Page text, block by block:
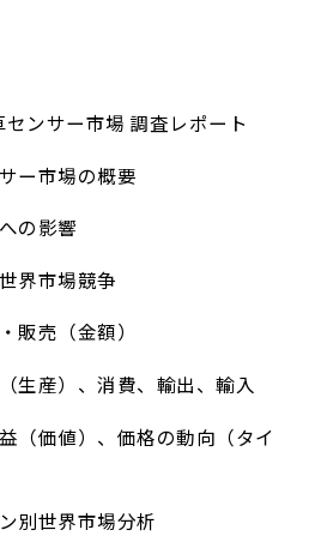
ンサー市場 調査レポート
ー市場の概要
の影響
界市場競争
販売（金額）
生産）、消費、輸出、輸入
（価値）、価格の動向（タイ
別世界市場分析